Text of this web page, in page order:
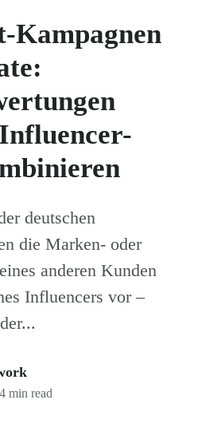
Kampagnen
deutschen
die Marken- oder
anderen Kunden
Influencers vor –
4 min read